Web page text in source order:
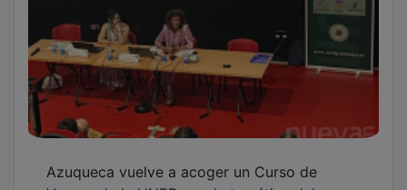
El Twister Team brilla en el AMF de Azuqueca
con nueve victorias y una actuación
sobresaliente de Aitor Gandul en